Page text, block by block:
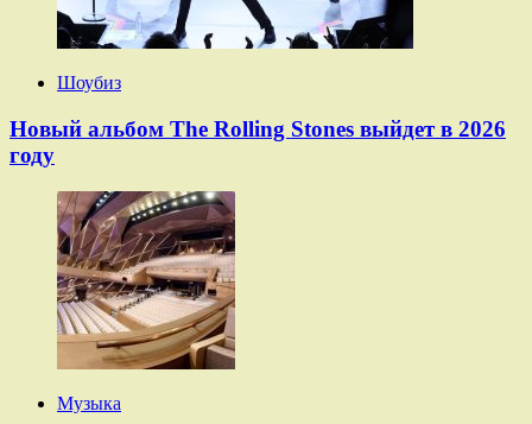
Шоубиз
Новый альбом The Rolling Stones выйдет в 2026
году
Музыка